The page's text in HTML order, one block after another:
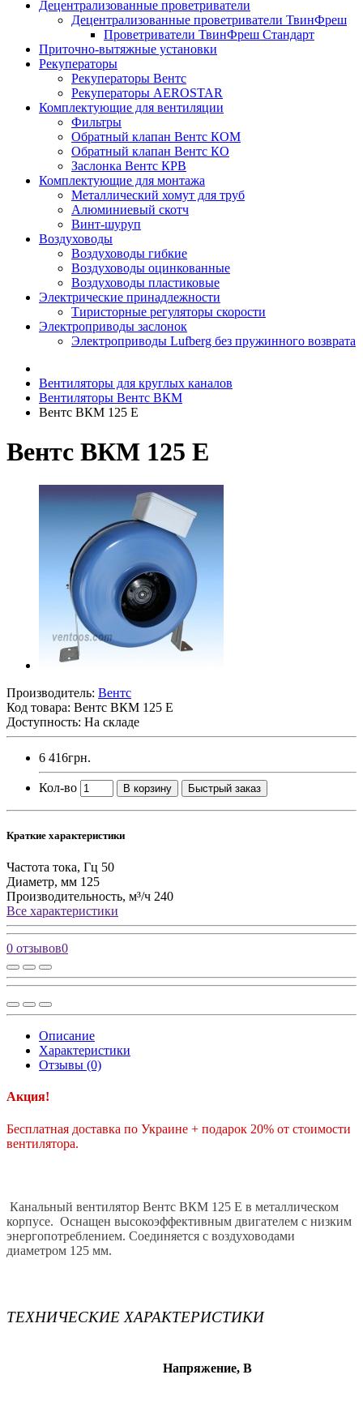
Децентрализованные проветриватели
Децентрализованные проветриватели ТвинФреш
Проветриватели ТвинФреш Стандарт
Приточно-вытяжные установки
Рекуператоры
Рекуператоры Вентс
Рекуператоры AEROSTAR
Комплектующие для вентиляции
Фильтры
Обратный клапан Вентс КОМ
Обратный клапан Вентс КО
Заслонка Вентс КРВ
Комплектующие для монтажа
Металлический хомут для труб
Алюминиевый скотч
Винт-шуруп
Воздуховоды
Воздуховоды гибкие
Воздуховоды оцинкованные
Воздуховоды пластиковые
Электрические принадлежности
Тиристорные регуляторы скорости
Электроприводы заслонок
Электроприводы Lufberg без пружинного возврата
Вентиляторы для круглых каналов
Вентиляторы Вентс ВКМ
Вентс ВКМ 125 Е
Вентс ВКМ 125 Е
Производитель: Вентс
Код товара: Вентс ВКМ 125 Е
Доступность: На складе
6 416грн.
Кол-во В корзину Быстрый заказ
Краткие характеристики
Частота тока, Гц 50
Диаметр, мм 125
Производительность, м³/ч 240
Все характеристики
0 отзывов0
Описание
Характеристики
Отзывы (0)
Акция!
Бесплатная доставка по Украине + подарок 20% от стоимости
вентилятора.
Канальный вентилятор Вентс ВКМ 125 Е в металлическом
корпусе. Оснащен высокоэффективным двигателем с низким
энергопотреблением. Соединяется с воздуховодами
диаметром 125 мм.
ТЕХНИЧЕСКИЕ ХАРАКТЕРИСТИКИ
Напряжение, В